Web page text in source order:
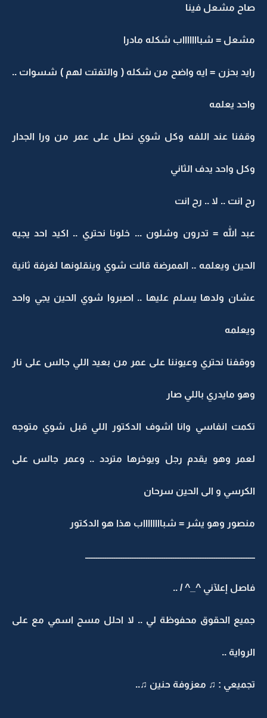
صاح مشعل فينا
مشعل = شباااااااب شكله مادرا
رايد بحزن = ايه واضح من شكله ( والتفتت لهم ) شسوات ..
واحد يعلمه
وقفنا عند اللفه وكل شوي نطل على عمر من ورا الجدار
وكل واحد يدف الثاني
رح انت .. لا .. رح انت
عبد الله = تدرون وشلون ... خلونا نحتري .. اكيد احد يجيه
الحين ويعلمه .. الممرضة قالت شوي وينقلونها لغرفة ثانية
عشان ولدها يسلم عليها .. اصبروا شوي الحين يجي واحد
ويعلمه
ووقفنا نحتري وعيوننا على عمر من بعيد اللي جالس على نار
وهو مايدري باللي صار
تكمت انفاسي وانا اشوف الدكتور اللي قبل شوي متوجه
لعمر وهو يقدم رجل ويوخرها متردد .. وعمر جالس على
الكرسي و الى الحين سرحان
منصور وهو يشر = شبااااااااب هذا هو الدكتور
ـــــــــــــــــــــــــــــــــــــــــــــــــــــــــــــــــــــــــــــــــــــــــــــــ
فاصل إعلآني ^_^ / ..
جميع الحقوق محفوظة لي .. لا احلل مسح اسمي مع على
الرواية ..
تجميعي : ♫ معزوفة حنين ♫..